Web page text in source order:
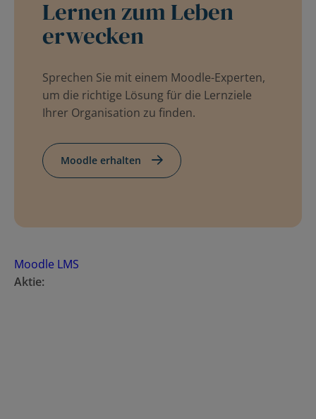
Lernen zum Leben
erwecken
Sprechen Sie mit einem Moodle-Experten,
um die richtige Lösung für die Lernziele
Ihrer Organisation zu finden.
Moodle erhalten
Moodle LMS
Aktie: